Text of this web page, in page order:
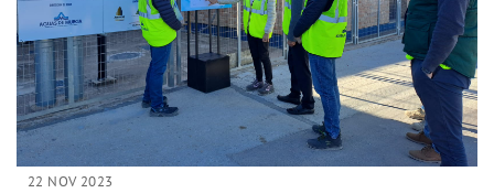
22 NOV 2023